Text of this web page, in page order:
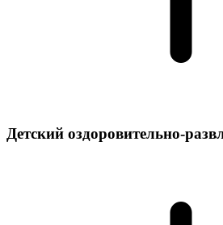
Детский оздоровительно-